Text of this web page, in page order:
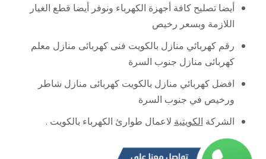
أيضا تصليح كافة أجهزة الكهرباء ونوفر أيضا قطع الغيار
اللازمة وبسعر رخيص
رقم كهربائي منازل بالكويت فنى كهربائى منازل معلم
كهربائى منازل جنوب السرة
افضل كهربائي منازل بالكويت كهربائى منازل شاطر
ورخيص في جنوب السرة
الشركة الكويتية لاعمال طوارئ الكهرباء بالكويت .